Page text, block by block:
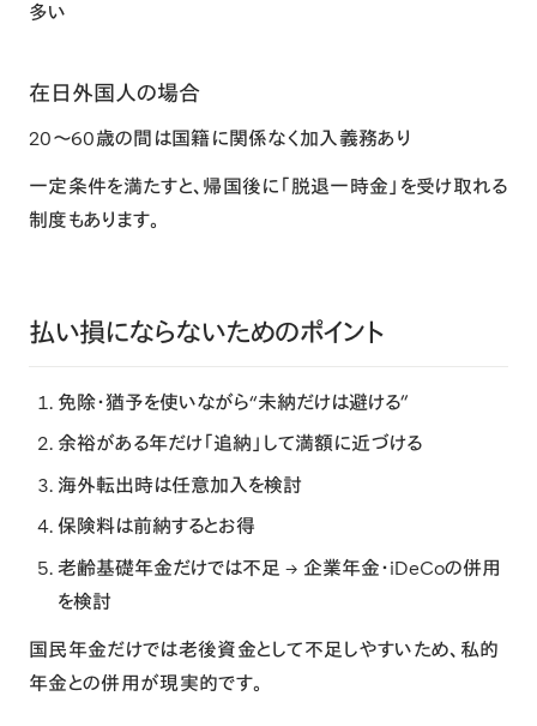
多い
在日外国人の場合
20〜60歳の間は国籍に関係なく加入義務あり
一定条件を満たすと、帰国後に「脱退一時金」を受け取れる
制度もあります。
払い損にならないためのポイント
免除・猶予を使いながら“未納だけは避ける”
余裕がある年だけ「追納」して満額に近づける
海外転出時は任意加入を検討
保険料は前納するとお得
老齢基礎年金だけでは不足 → 企業年金・iDeCoの併用
を検討
国民年金だけでは老後資金として不足しやすいため、私的
年金との併用が現実的です。